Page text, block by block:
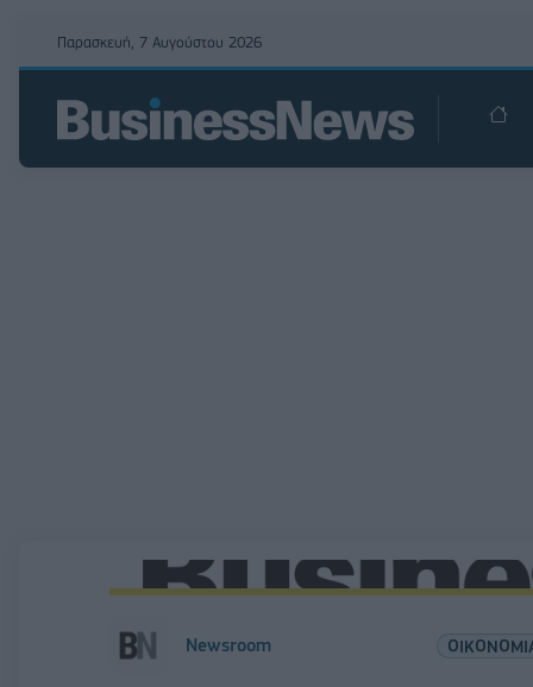
Παρασκευή, 7 Αυγούστου 2026
Newsroom